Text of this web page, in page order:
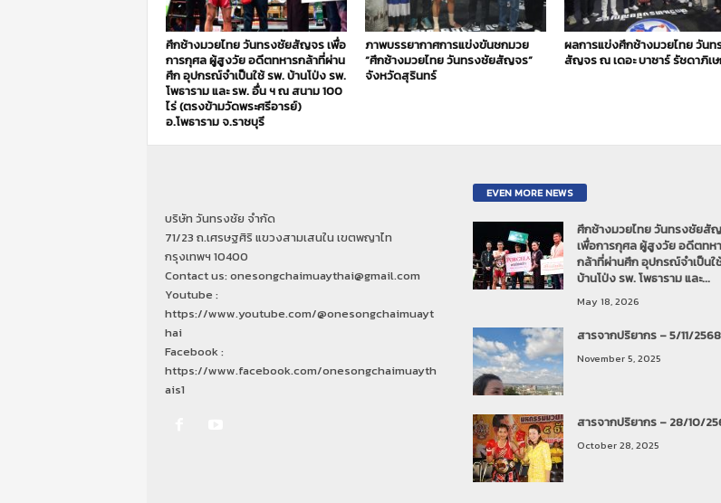
ศึกช้างมวยไทย วันทรงชัยสัญจร เพื่อ
การกุศล ผู้สูงวัย อดีตทหารกล้าที่ผ่าน
ศึก อุปกรณ์จำเป็นใช้ รพ. บ้านโป่ง รพ.
โพธาราม และ รพ. อื่น ฯ ณ สนาม 100
ไร่ (ตรงข้ามวัดพระศรีอารย์)
อ.โพธาราม จ.ราชบุรี
ภาพบรรยากาศการแข่งขันชกมวย
“ศึกช้างมวยไทย วันทรงชัยสัญจร”
จังหวัดสุรินทร์
ผลการแข่งศึกช้างมวยไทย วันท
สัญจร ณ เดอะ บาซาร์ รัชดาภิเ
บริษัท วันทรงชัย จำกัด
71/23 ถ.เศรษฐศิริ แขวงสามเสนใน เขตพญาไท
กรุงเทพฯ 10400
Contact us: onesongchaimuaythai@gmail.com
Youtube :
https://www.youtube.com/@onesongchaimuayt
hai
Facebook :
https://www.facebook.com/onesongchaimuayth
ais1
EVEN MORE NEWS
ศึกช้างมวยไทย วันทรงชัยสั
เพื่อการกุศล ผู้สูงวัย อดีตทห
กล้าที่ผ่านศึก อุปกรณ์จำเป็นใ
บ้านโป่ง รพ. โพธาราม และ...
May 18, 2026
สารจากปริยากร – 5/11/2568
November 5, 2025
สารจากปริยากร – 28/10/
October 28, 2025